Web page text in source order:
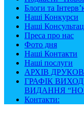
Блоги та
Наші Конкурси
Наші
Преса про нас
Фото дня
Наші Контакти
Наші послуги
АРХІВ
ГРАФІК
ВИДАННЯ
Контакти: